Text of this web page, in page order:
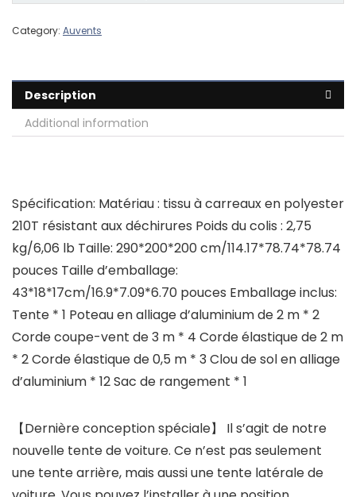
Category: Auvents
Description
Additional information
Spécification: Matériau : tissu à carreaux en polyester
210T résistant aux déchirures Poids du colis : 2,75
kg/6,06 lb Taille: 290*200*200 cm/114.17*78.74*78.74
pouces Taille d’emballage:
43*18*17cm/16.9*7.09*6.70 pouces Emballage inclus:
Tente * 1 Poteau en alliage d’aluminium de 2 m * 2
Corde coupe-vent de 3 m * 4 Corde élastique de 2 m
* 2 Corde élastique de 0,5 m * 3 Clou de sol en alliage
d’aluminium * 12 Sac de rangement * 1
【Dernière conception spéciale】 Il s’agit de notre
nouvelle tente de voiture. Ce n’est pas seulement
une tente arrière, mais aussi une tente latérale de